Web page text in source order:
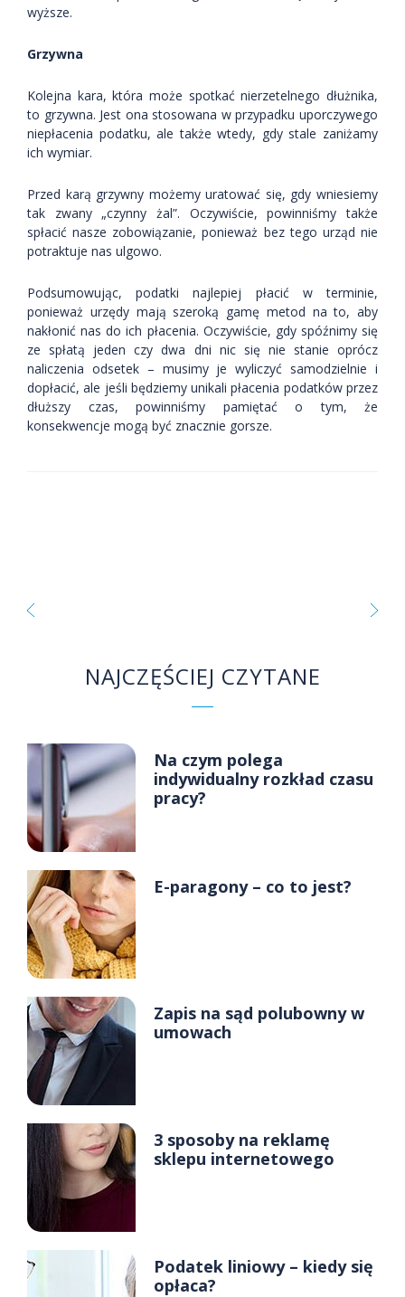
wyższe.
Grzywna
Kolejna kara, która może spotkać nierzetelnego dłużnika,
to grzywna. Jest ona stosowana w przypadku uporczywego
niepłacenia podatku, ale także wtedy, gdy stale zaniżamy
ich wymiar.
Przed karą grzywny możemy uratować się, gdy wniesiemy
tak zwany „czynny żal”. Oczywiście, powinniśmy także
spłacić nasze zobowiązanie, ponieważ bez tego urząd nie
potraktuje nas ulgowo.
Podsumowując, podatki najlepiej płacić w terminie,
ponieważ urzędy mają szeroką gamę metod na to, aby
nakłonić nas do ich płacenia. Oczywiście, gdy spóźnimy się
ze spłatą jeden czy dwa dni nic się nie stanie oprócz
naliczenia odsetek – musimy je wyliczyć samodzielnie i
dopłacić, ale jeśli będziemy unikali płacenia podatków przez
dłuższy czas, powinniśmy pamiętać o tym, że
konsekwencje mogą być znacznie gorsze.
NAJCZĘŚCIEJ CZYTANE
Na czym polega
indywidualny rozkład czasu
pracy?
E-paragony – co to jest?
Zapis na sąd polubowny w
umowach
3 sposoby na reklamę
sklepu internetowego
Podatek liniowy – kiedy się
opłaca?